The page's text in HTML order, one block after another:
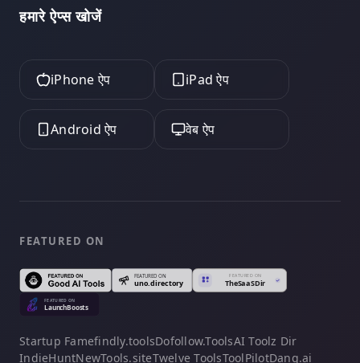
हमारे ऐप्स खोजें
iPhone ऐप iPad ऐप
Android ऐप वेब ऐप
FEATURED ON
Startup Famefindly.toolsDofollow.ToolsAI Toolz Dir
IndieHuntNewTools.siteTwelve ToolsToolPilotDang.ai